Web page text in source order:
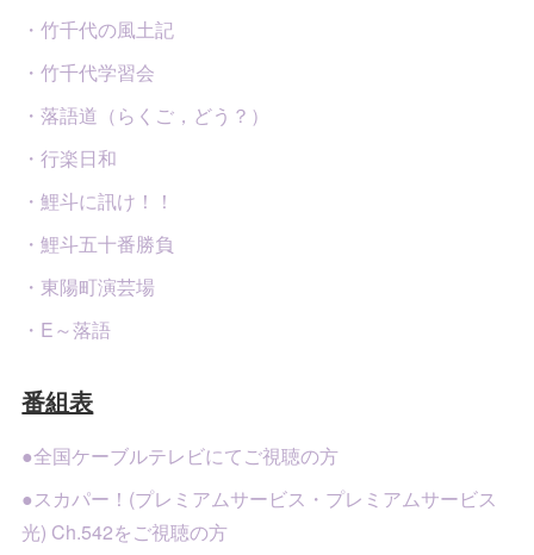
・竹千代の風土記
・竹千代学習会
・落語道（らくご，どう？）
・行楽日和
・鯉斗に訊け！！
・鯉斗五十番勝負
・東陽町演芸場
・E～落語
番組表
●全国ケーブルテレビにてご視聴の方
●スカパー！(プレミアムサービス・プレミアムサービス
光) Ch.542をご視聴の方